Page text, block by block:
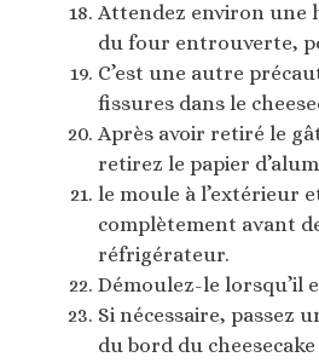
Attendez environ une
du four entrouverte,
C’est une autre
fissures dans le
Après avoir retiré le
retirez le papier
le moule à l’extérieur
complètement avant
réfrigérateur.
Démoulez-le lorsqu’il
Si nécessaire, passez
du bord du